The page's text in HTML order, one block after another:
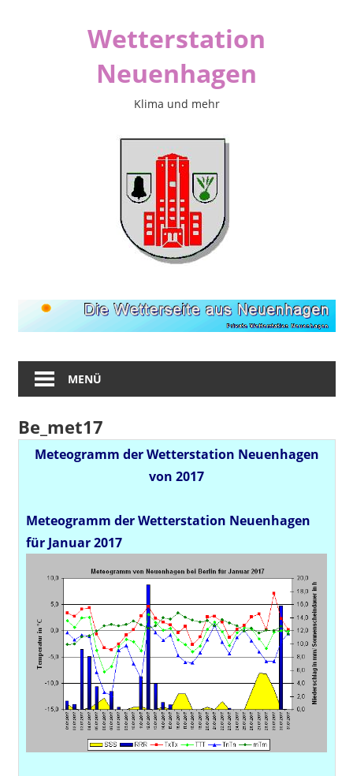
Wetterstation
Neuenhagen
Klima und mehr
MENÜ
Be_met17
Meteogramm der Wetterstation Neuenhagen
von 2017
Meteogramm der Wetterstation Neuenhagen
für Januar 2017